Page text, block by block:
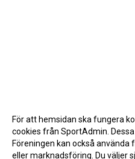
För att hemsidan ska fungera
cookies från SportAdmin.
Föreningen kan också
eller marknadsföring. Du väljer